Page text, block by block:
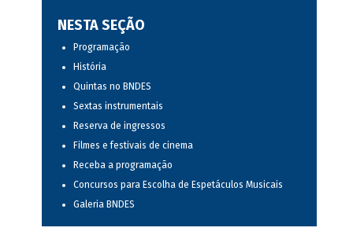
NESTA SEÇÃO
Programação
História
Quintas no BNDES
Sextas instrumentais
Reserva de ingressos
Filmes e festivais de cinema
Receba a programação
Concursos para Escolha de Espetáculos Musicais
Galeria BNDES